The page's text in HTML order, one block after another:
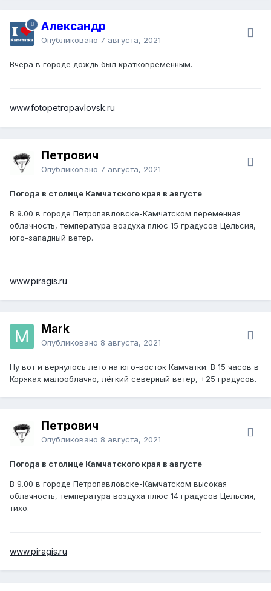
Александр
Опубликовано 7 августа, 2021
Вчера в городе дождь был кратковременным.
www.fotopetropavlovsk.ru
Петрович
Опубликовано 7 августа, 2021
Погода в столице Камчатского края в августе
В 9.00 в городе Петропавловске-Камчатском переменная
облачность, температура воздуха плюс 15 градусов Цельсия,
юго-западный ветер.
www.piragis.ru
Mark
Опубликовано 8 августа, 2021
Ну вот и вернулось лето на юго-восток Камчатки. В 15 часов в
Коряках малооблачно, лёгкий северный ветер, +25 градусов.
Петрович
Опубликовано 8 августа, 2021
Погода в столице Камчатского края в августе
В 9.00 в городе Петропавловске-Камчатском высокая
облачность, температура воздуха плюс 14 градусов Цельсия,
тихо.
www.piragis.ru